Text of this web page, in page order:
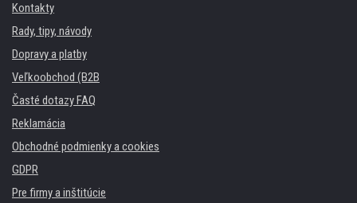
Kontakty
Rady, tipy, návody
Dopravy a platby
Veľkoobchod (B2B
Časté dotazy FAQ
Reklamácia
Obchodné podmienky a cookies
GDPR
Pre firmy a inštitúcie